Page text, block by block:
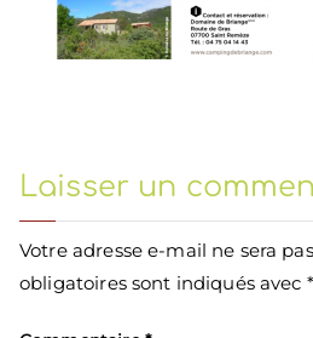
Laisser un
Votre adresse e-mail ne sera
obligatoires sont indiqués avec *